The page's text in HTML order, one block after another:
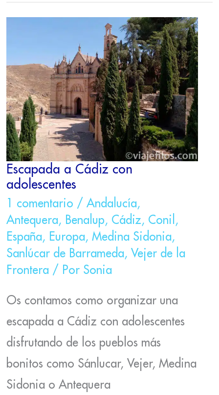
Escapada a Cádiz con
adolescentes
1 comentario / Andalucía,
Antequera, Benalup, Cádiz, Conil ,
España, Europa, Medina Sidonia,
Sanlúcar de Barrameda, Vejer de la
Frontera/ Por Sonia
Os contamos como organizar una
escapada a Cádiz con adolescentes
disfrutando de los pueblos más
bonitos como Sánlucar, Vejer, Medina
Sidonia o Antequera
ADOLESCENTES